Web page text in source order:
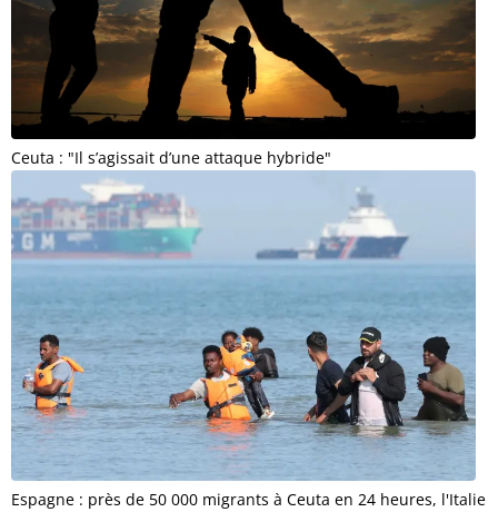
Ceuta : "Il s’agissait d’une attaque hybride"
Espagne : près de 50 000 migrants à Ceuta en 24 heures, l'Italie